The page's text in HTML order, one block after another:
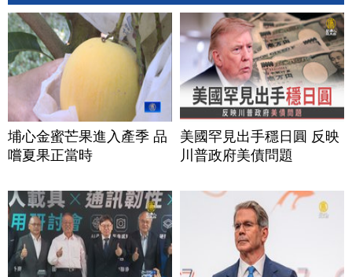
埔心金蜜芒果進入產季 品
嚐夏果正當時
美國罕見出手穩日圓 反映
川普政府美債問題